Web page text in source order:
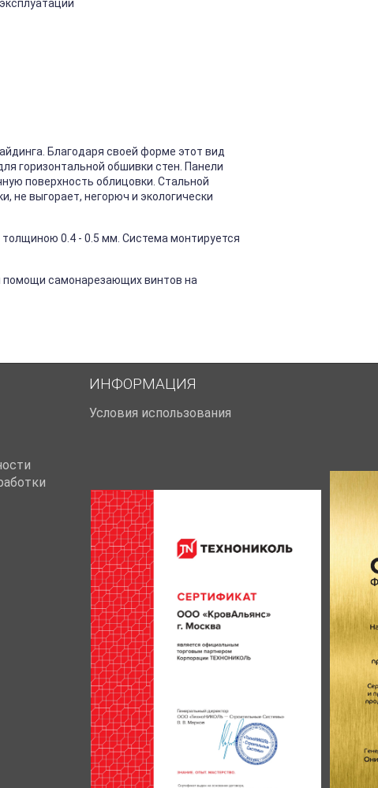
Благодаря своей форме этот вид
горизонтальной обшивки стен. Панели
поверхность облицовки. Стальной
не выгорает, негорюч и экологически
0.4 - 0.5 мм. Система монтируется
помощи самонарезающих винтов на
ИНФОРМАЦИЯ
Условия использования